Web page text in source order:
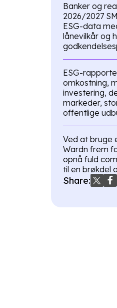
Banker og
2026/2027
ESG-data
lånevilkår og
ESG-
omkostning,
investering,
markeder,
offentlige
Ved at bruge
Wardn frem
opnå fuld
til en brøkdel
Share: